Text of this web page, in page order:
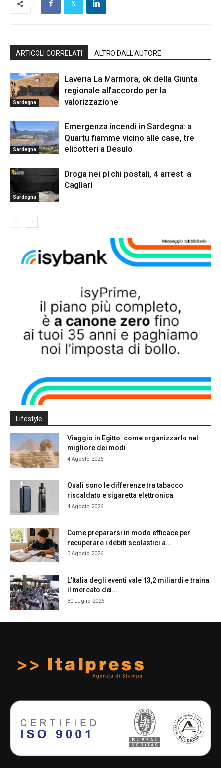
ARTICOLI CORRELATI ALTRO DALL'AUTORE
Sardegna
Laveria La Marmora, ok della Giunta
regionale all’accordo per la
valorizzazione
Sardegna
Emergenza incendi in Sardegna: a
Quartu fiamme vicino alle case, tre
elicotteri a Desulo
Sardegna
Droga nei plichi postali, 4 arresti a
Cagliari
Lifestyle
Viaggio in Egitto: come organizzarlo nel
migliore dei modi
4 Agosto 2026
Quali sono le differenze tra tabacco
riscaldato e sigaretta elettronica
4 Agosto 2026
Come prepararsi in modo efficace per
recuperare i debiti scolastici a...
3 Agosto 2026
L’Italia degli eventi vale 13,2 miliardi e traina
il mercato dei...
30 Luglio 2026